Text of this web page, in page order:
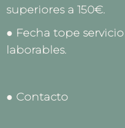
superiores a 150€.
● Fecha tope
laborables.
● Contacto